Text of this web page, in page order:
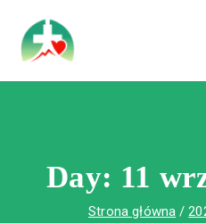
treści
Wojewódzki
Św. Rafała w
Day: 11
Strona główna